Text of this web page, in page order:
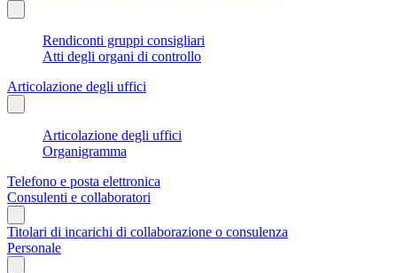
Rendiconti gruppi consigliari
Atti degli organi di controllo
Articolazione degli uffici
Articolazione degli uffici
Organigramma
Telefono e posta elettronica
Consulenti e collaboratori
Titolari di incarichi di collaborazione o consulenza
Personale